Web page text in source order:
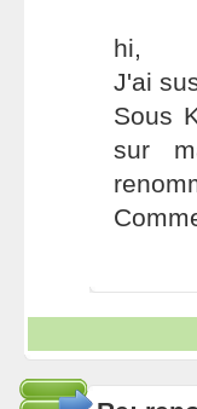
hi,
J'ai
Sous
sur